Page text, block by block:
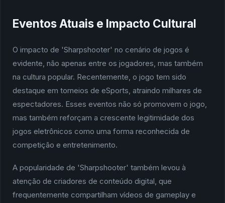
Eventos Atuais e Impacto Cultural
O impacto de 'Sharpshooter' no cenário de jogos é
evidente, não apenas entre os jogadores, mas também
na cultura popular. Recentemente, o jogo tem sido
destaque em torneios de eSports, atraindo milhares de
espectadores. Esses eventos não só promovem o jogo,
mas também reforçam a crescente legitimidade dos
jogos eletrônicos como uma forma reconhecida de
competição e entretenimento.
A popularidade de 'Sharpshooter' também levou à
atenção de criadores de conteúdo digital, que
frequentemente compartilham vídeos de gameplay e